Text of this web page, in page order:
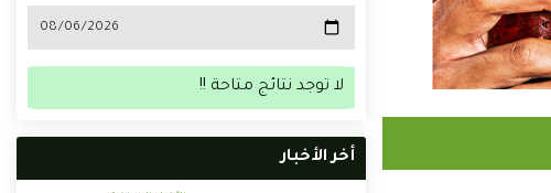
لا توجد نتائج متاحة !!
أخر الأخبار